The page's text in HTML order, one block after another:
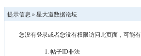
提示信息 » 星大道数据论坛
您没有登录或者您没有权限访问此页面，可能
帖子ID非法